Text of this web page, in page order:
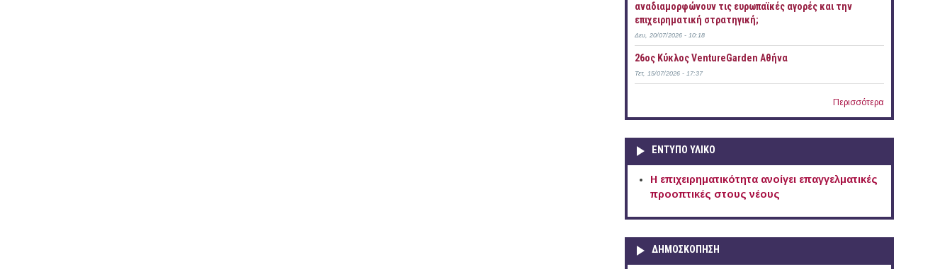
αναδιαμορφώνουν τις ευρωπαϊκές αγορές και την
επιχειρηματική στρατηγική;
Δευ, 20/07/2026 - 10:18
26ος Κύκλος VentureGarden Αθήνα
Τετ, 15/07/2026 - 17:37
Περισσότερα
ΕΝΤΥΠΟ ΥΛΙΚΟ
Η επιχειρηματικότητα ανοίγει επαγγελματικές
προοπτικές στους νέους
ΔΗΜΟΣΚΟΠΗΣΗ